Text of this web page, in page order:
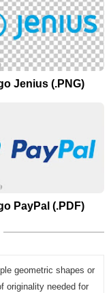
Jenius (.PNG)
PayPal (.PDF)
geometric shapes or
originality needed for